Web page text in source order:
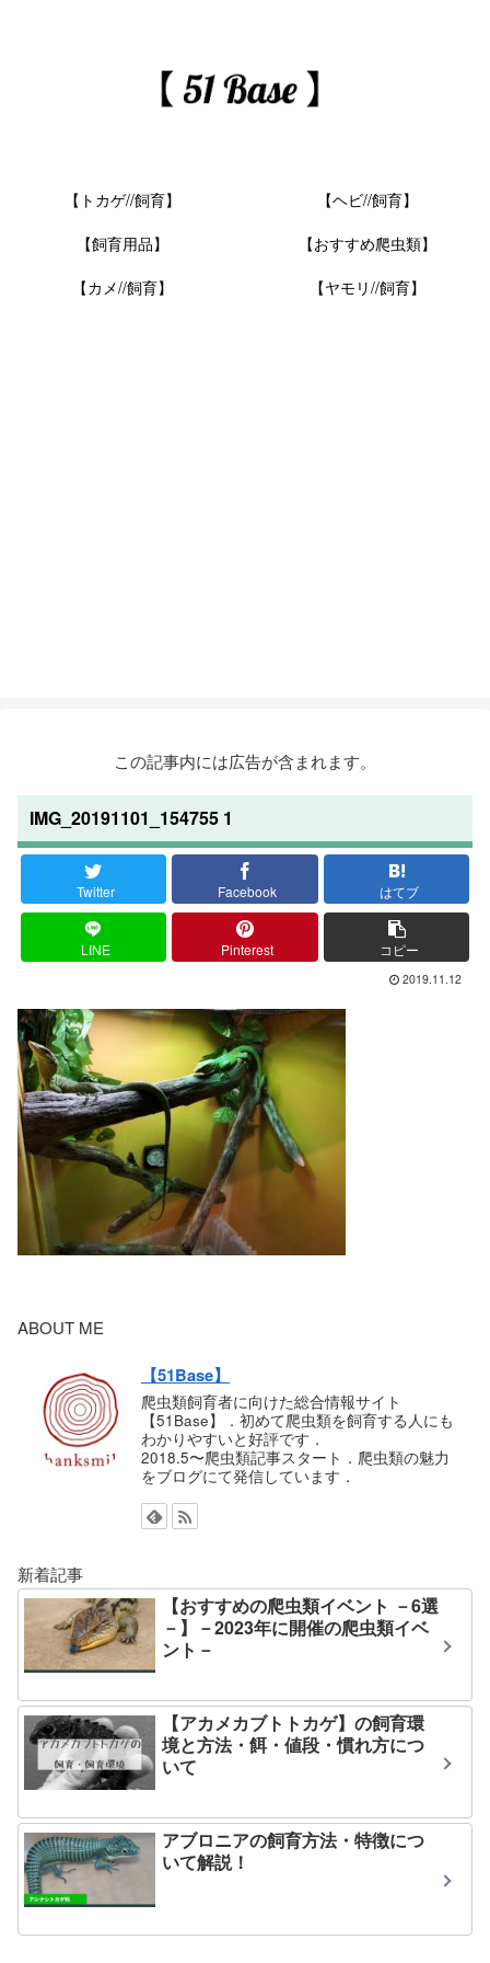
【トカゲ//飼育】
【ヘビ//飼育】
【飼育用品】
【おすすめ爬虫類】
【カメ//飼育】
【ヤモリ//飼育】
この記事内には広告が含まれます。
IMG_20191101_154755 1
Twitter Facebook はてブ
LINE Pinterest コピー
2019.11.12
ABOUT ME
【51Base】
爬虫類飼育者に向けた総合情報サイト
【51Base】．初めて爬虫類を飼育する人にも
わかりやすいと好評です．
2018.5〜爬虫類記事スタート．爬虫類の魅力
をブログにて発信しています．
新着記事
【おすすめの爬虫類イベント －6選
－】－2023年に開催の爬虫類イベ
ント－
【アカメカブトトカゲ】の飼育環
境と方法・餌・値段・慣れ方につ
いて
アブロニアの飼育方法・特徴につ
いて解説！